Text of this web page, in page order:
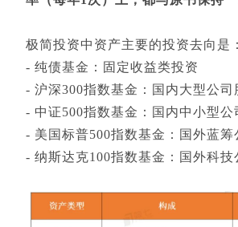
极简投资中资产主要的投资去向是：
- 纯债基金：固定收益类投资
- 沪深300指数基金：国内大型公司
- 中证500指数基金：国内中小型公
- 美国标普500指数基金：国外蓝筹
- 纳斯达克100指数基金：国外科技